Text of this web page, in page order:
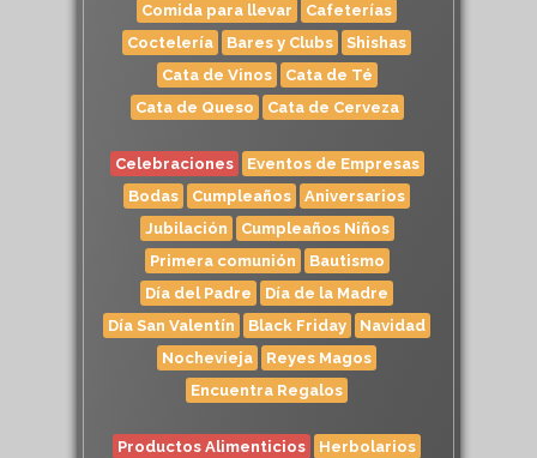
Comida para llevar
Cafeterías
Coctelería
Bares y Clubs
Shishas
Cata de Vinos
Cata de Té
Cata de Queso
Cata de Cerveza
Celebraciones
Eventos de Empresas
Bodas
Cumpleaños
Aniversarios
Jubilación
Cumpleaños Niños
Primera comunión
Bautismo
Día del Padre
Día de la Madre
Día San Valentín
Black Friday
Navidad
Nochevieja
Reyes Magos
Encuentra Regalos
Productos Alimenticios
Herbolarios